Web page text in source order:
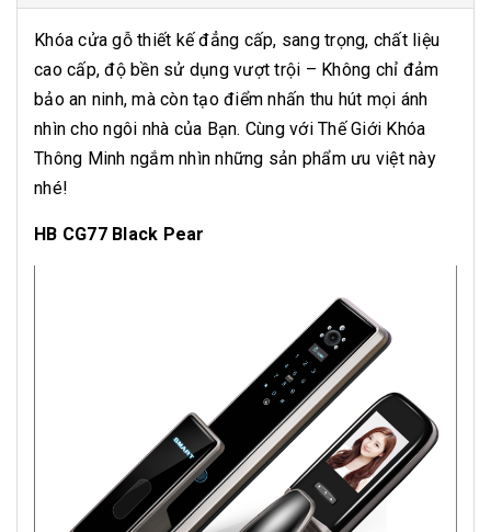
Khóa cửa gỗ thiết kế đẳng cấp, sang trọng, chất liệu
cao cấp, độ bền sử dụng vượt trội – Không chỉ đảm
bảo an ninh, mà còn tạo điểm nhấn thu hút mọi ánh
nhìn cho ngôi nhà của Bạn. Cùng với Thế Giới Khóa
Thông Minh ngắm nhìn những sản phẩm ưu việt này
nhé!
HB CG77 Black Pear